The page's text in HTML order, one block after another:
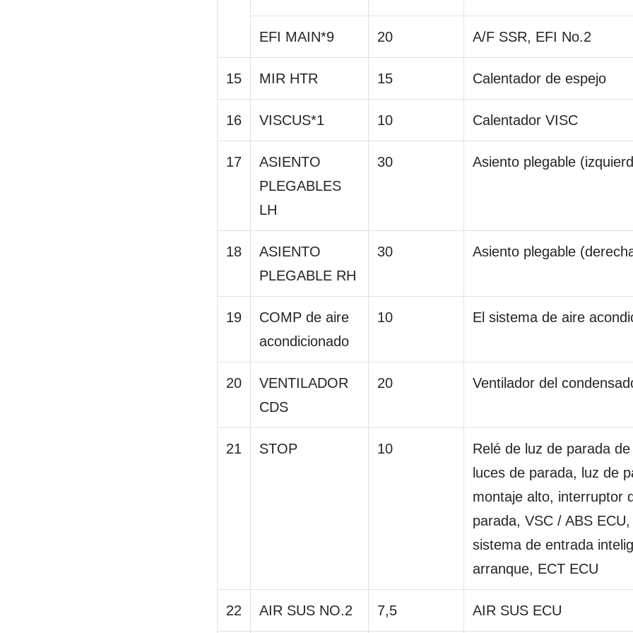
EFI MAIN*9 20 A/F SSR, EFI No.2
15 MIR HTR 15 Calentador de espejo
16 VISCUS*1 10 Calentador VISC
17
ASIENTO
PLEGABLES
LH
30 Asiento plegable
18
ASIENTO
PLEGABLE RH
30 Asiento plegable
19
COMP de aire
acondicionado
10 El sistema de aire
20
VENTILADOR
CDS
20 Ventilador del
21 STOP 10
Relé de luz de parada
luces de parada, luz de
montaje alto, interruptor
parada, VSC / ABS
sistema de entrada
arranque, ECT ECU
22 AIR SUS NO.2 7,5 AIR SUS ECU